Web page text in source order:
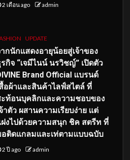
2 เดือน ago admin
UPDATE
กนักแสดงอายุน้อยสู่เจ้าของ
กิจ “เจมีไนน์ นรวิชญ์” เปิดตัว
Brand Official แบรนด์
อผ้าและสินค้าไลฟ์สไตล์ ที่
ท้อนบุคลิกและความชอบของ
าตัว ผสานความเรียบง่าย แต่
งไปด้วยความสนุก ชิค สตรีท ที่
ติดแกลมและเท่ตามแบบฉบับ
2 ปี ago admin